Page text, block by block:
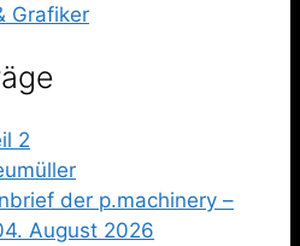
Grafiker
2
der p.machinery –
August 2026